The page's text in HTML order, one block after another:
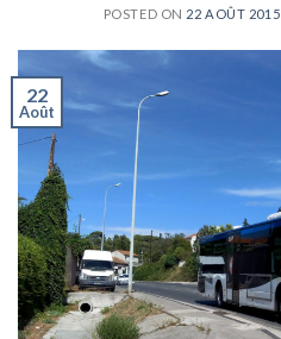
POSTED ON 22 AOÛT 2015
22
Août